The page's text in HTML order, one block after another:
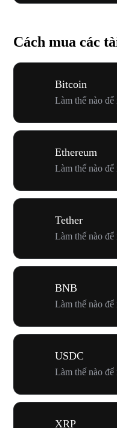
Cách mua các
Bitcoin
Làm thế nào
Ethereum
Làm thế nào
Tether
Làm thế nào
BNB
Làm thế nào
USDC
Làm thế nào
XRP